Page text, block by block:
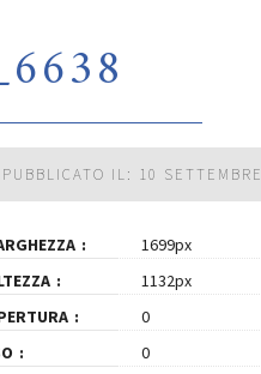
PUBBLICATO IL: 10
1699px
1132px
0
0